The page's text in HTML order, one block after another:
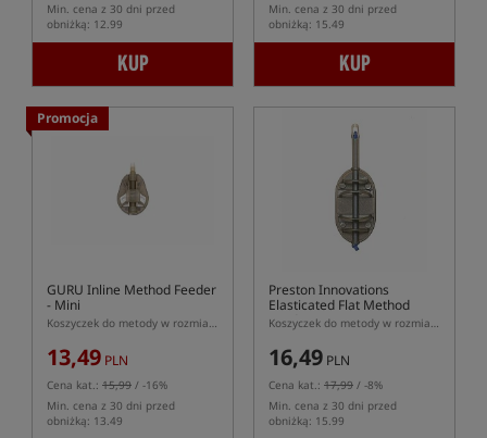
Min. cena z 30 dni przed
obniżką: 12.99
KUP
Min. cena z 30 dni przed
obniżką: 15.49
KUP
Promocja
GURU Inline Method Feeder
- Mini
Koszyczek do metody w rozmiarze Mini
13,49 PLN
Cena kat.: 15,99 / -16%
Min. cena z 30 dni przed
obniżką: 13.49
Preston Innovations
Elasticated Flat Method
Feeder - Large
Koszyczek do metody w rozmiarze L z amortyzatorem
16,49 PLN
Cena kat.: 17,99 / -8%
Min. cena z 30 dni przed
obniżką: 15.99